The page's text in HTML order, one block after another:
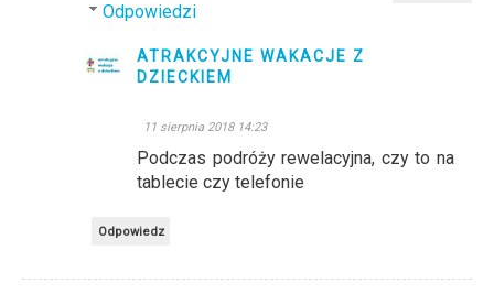
Odpowiedzi
ATRAKCYJNE WAKACJE Z
DZIECKIEM
11 sierpnia 2018 14:23
Podczas podróży rewelacyjna, czy to na
tablecie czy telefonie
Odpowiedz